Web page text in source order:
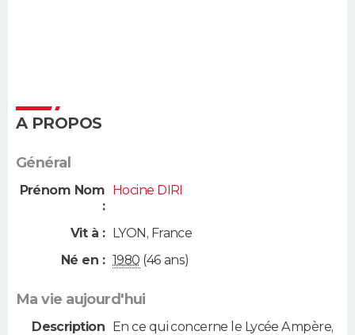
A PROPOS
Général
Prénom Nom
:
Hocine DIRI
Vit à : LYON, France
Né en : 1980 (46 ans)
Ma vie aujourd'hui
Description En ce qui concerne le Lycée Ampère,